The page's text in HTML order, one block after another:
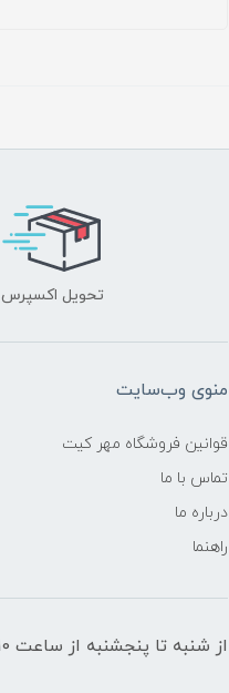
تحویل اکسپرس
منوی وب‌سایت
قوانین فروشگاه مهر کیت
تماس با ما
درباره ما
راهنما
از شنبه تا پنجشنبه از ساعت 10 الی 19 پاسخگوی شما هستیم